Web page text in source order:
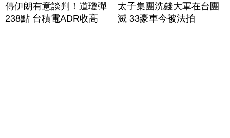
傳伊朗有意談判！道瓊彈
238點 台積電ADR收高
太子集團洗錢大軍在台團
滅 33豪車今被法拍